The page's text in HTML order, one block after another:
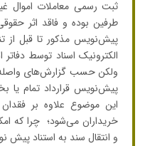
ثبت رسمی معاملات اموال
طرفین بوده و فاقد اثر
پیش‌نویس مذکور تا قبل از
الکترونیک اسناد توسط
ولکن حسب گزارش‌های واصله
پیش‌نویس قرارداد تمام یا
این موضوع علاوه بر
خریداران می‌شود؛ چرا که
و انتقال سند به استناد پیش